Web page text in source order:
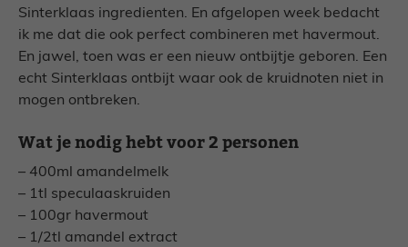
Sinterklaas ingredienten. En afgelopen week bedacht
ik me dat die ook perfect combineren met havermout.
En jawel, toen was er een nieuw ontbijtje geboren. Een
echt Sinterklaas ontbijt waar ook de kruidnoten niet in
mogen ontbreken.
Wat je nodig hebt voor 2 personen
– 400ml amandelmelk
– 1tl speculaaskruiden
– 100gr havermout
– 1/2tl amandel extract